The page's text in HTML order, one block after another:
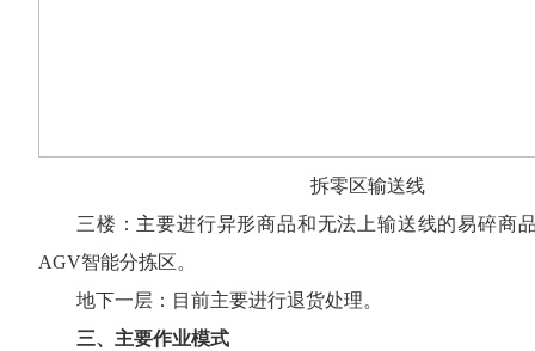
拆零区输送线
三楼：主要进行异形商品和无法上输送线的易碎商
AGV智能分拣区。
地下一层：目前主要进行退货处理。
三、主要作业模式